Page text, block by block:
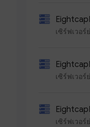
เซิร์ฟเวอร์
เซิร์ฟเวอร์
เซิร์ฟเวอร์